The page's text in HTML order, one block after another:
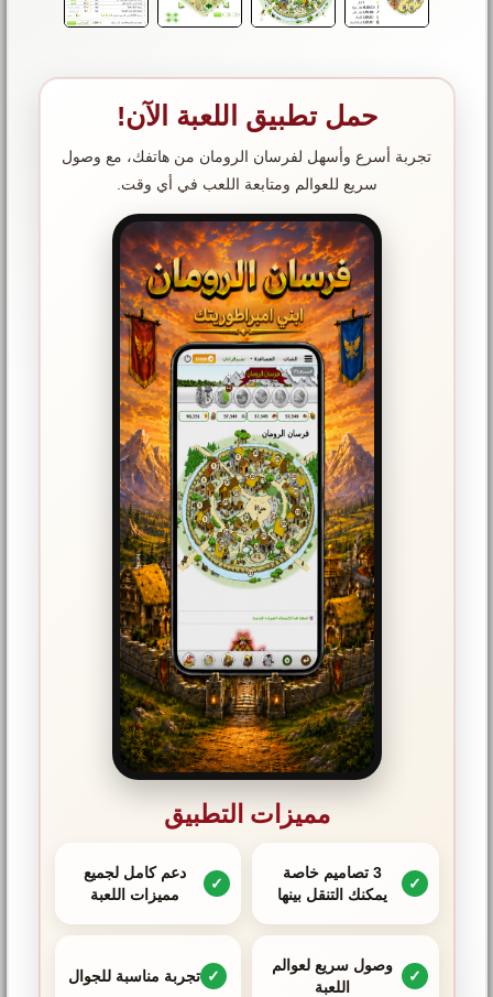
حمل تطبيق اللعبة الآن!
تجربة أسرع وأسهل لفرسان الرومان من هاتفك، مع وصول
سريع للعوالم ومتابعة اللعب في أي وقت.
مميزات التطبيق
3 تصاميم خاصة
يمكنك التنقل بينها
دعم كامل لجميع
مميزات اللعبة
وصول سريع لعوالم
اللعبة
تجربة مناسبة للجوال